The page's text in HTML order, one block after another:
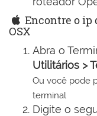
Encontre o ip
OSX
Abra o
Utilitários >
Ou você pode
terminal
Digite o